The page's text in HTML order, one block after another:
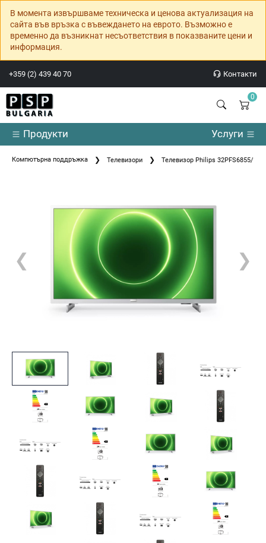
В момента извършваме техническа и ценова актуализация на
сайта във връзка с въвеждането на еврото. Възможно е
временно да възникнат несъответствия в показваните цени и
информация.
+359 (2) 439 40 70 Контакти
0
Продукти Услуги
Компютърна поддръжка Телевизори Телевизор Philips 32PFS6855/12
❮ ❯